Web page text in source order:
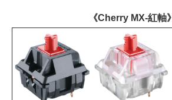
《Cherry MX-紅軸》